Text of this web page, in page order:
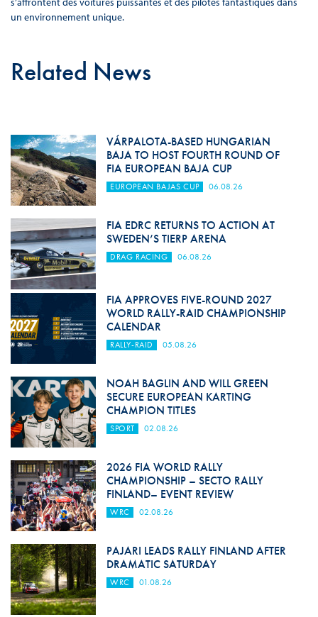
un environnement unique.
Related News
VÁRPALOTA-BASED HUNGARIAN
BAJA TO HOST FOURTH ROUND OF
FIA EUROPEAN BAJA CUP
EUROPEAN BAJAS CUP 06.08.26
FIA EDRC RETURNS TO ACTION AT
SWEDEN’S TIERP ARENA
DRAG RACING 06.08.26
FIA APPROVES FIVE-ROUND 2027
WORLD RALLY-RAID CHAMPIONSHIP
CALENDAR
RALLY-RAID 05.08.26
NOAH BAGLIN AND WILL GREEN
SECURE EUROPEAN KARTING
CHAMPION TITLES
SPORT 02.08.26
2026 FIA WORLD RALLY
CHAMPIONSHIP – SECTO RALLY
FINLAND– EVENT REVIEW
WRC 02.08.26
PAJARI LEADS RALLY FINLAND AFTER
DRAMATIC SATURDAY
WRC 01.08.26